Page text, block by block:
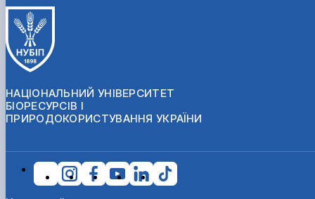
НАЦІОНАЛЬНИЙ УНІВЕРСИТЕТ
БІОРЕСУРСІВ І
ПРИРОДОКОРИСТУВАННЯ УКРАЇНИ